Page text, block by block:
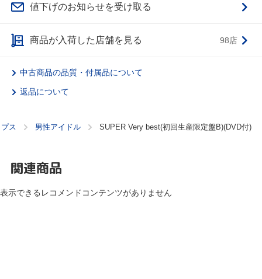
値下げのお知らせを受け取る
商品が入荷した店舗を見る 98店
中古商品の品質・付属品について
返品について
ス 男性アイドル SUPER Very best(初回生産限定盤B)(DVD付)
関連商品
表示できるレコメンドコンテンツがありません